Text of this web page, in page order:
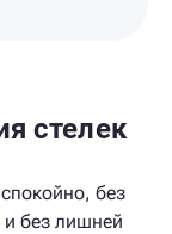
стелек
без
без лишней